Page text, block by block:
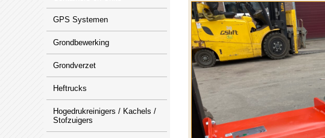
GPS Systemen
Grondbewerking
Grondverzet
Heftrucks
Hogedrukreinigers / Kachels /
Stofzuigers